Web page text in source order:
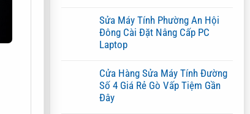
Mềm
Đăng
Nhập
Nhiều
Máy
Tính
bình
luận
ở
Sửa
Dĩ
An
Thợ
Gần
Sửa Máy Tính Phường An Hội
Đông Cài Đặt Nâng Cấp PC
Laptop
bình
luận
ở
Sửa
Cửa Hàng Sửa Máy Tính Đường
Số 4 Giá Rẻ Gò Vấp Tiệm Gần
Đây